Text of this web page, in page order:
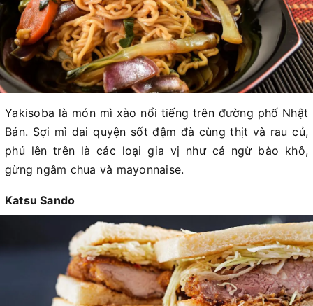
Yakisoba là món mì xào nổi tiếng trên đường phố Nhật
Bản. Sợi mì dai quyện sốt đậm đà cùng thịt và rau củ,
phủ lên trên là các loại gia vị như cá ngừ bào khô,
gừng ngâm chua và mayonnaise.
Katsu Sando